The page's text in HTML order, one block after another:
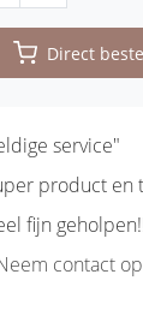
Direct
service"
product en
fijn
contact